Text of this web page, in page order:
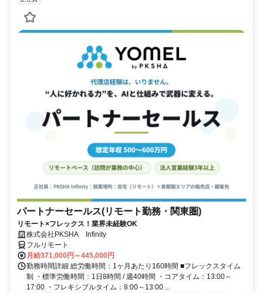
パートナーセールス(リモート勤務・関東圏)
リモート×フレックス！業界未経験OK
株式会社PKSHA Infinity
フルリモート
月給371,000円～445,000円
勤務時間詳細 総労働時間：1ヶ月あたり160時間 ■フレックスタイム
制 ・標準労働時間：1日8時間 / 週40時間 ・コアタイム：13:00～
17:00 ・フレキシブルタイム：8:00～13:00 ...